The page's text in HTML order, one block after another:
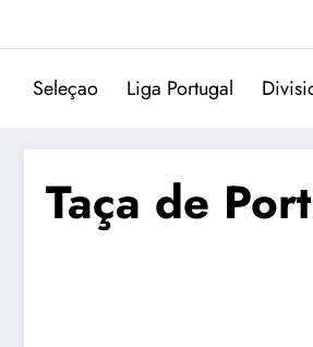
Seleçao Liga Portugal
Taça de